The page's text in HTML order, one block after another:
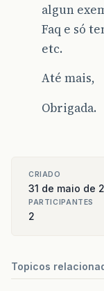
algun
Faq e só
etc.
Até mais,
Obrigada.
CRIADO
31 de maio de
PARTICIPANTES
2
Topicos